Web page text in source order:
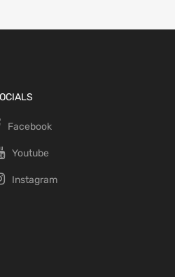
Facebook
Youtube
Instagram